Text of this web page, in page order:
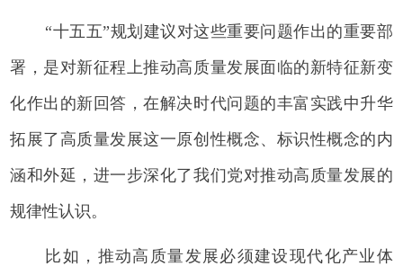
“十五五”规划建议对这些重要问题作出的重要部
署，是对新征程上推动高质量发展面临的新特征新变
化作出的新回答，在解决时代问题的丰富实践中升华
拓展了高质量发展这一原创性概念、标识性概念的内
涵和外延，进一步深化了我们党对推动高质量发展的
规律性认识。
比如，推动高质量发展必须建设现代化产业体